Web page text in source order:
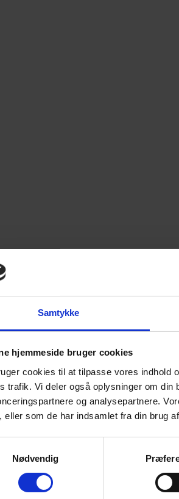
Samtykke
hjemmeside bruger cookies
cookies til at tilpasse vores indhold
trafik. Vi deler også oplysninger om din
og analysepartnere.
eller som de har indsamlet fra din brug
Nødvendig